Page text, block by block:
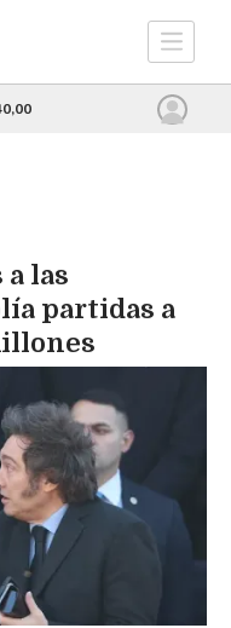
a las
partidas a